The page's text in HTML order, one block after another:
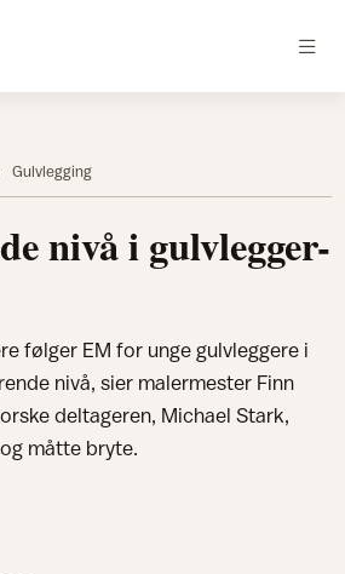
Gulvlegging
nivå i gulvlegger-
følger EM for unge gulvleggere i
nivå, sier malermester Finn
deltageren, Michael Stark,
måtte bryte.